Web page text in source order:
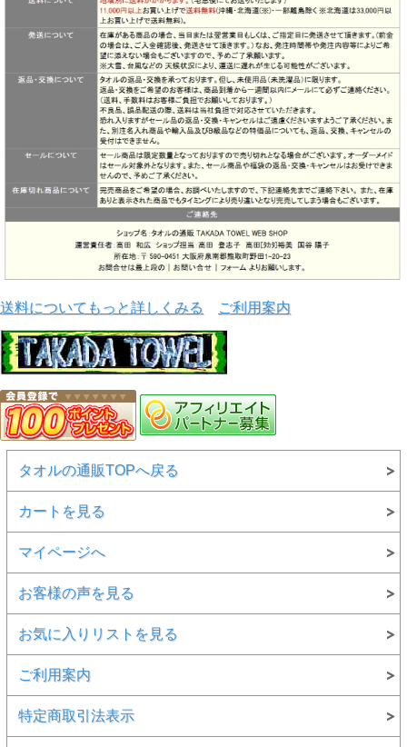
送料についてもっと詳しくみる ご利用案内
タオルの通販TOPへ戻る
カートを見る
マイページへ
お客様の声を見る
お気に入りリストを見る
ご利用案内
特定商取引法表示